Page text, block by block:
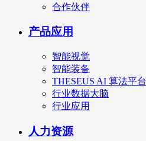
合作伙伴
产品应用
智能视觉
智能装备
THESEUS AI 算法平台
行业数据大脑
行业应用
人力资源